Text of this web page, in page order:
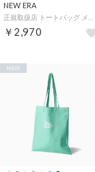
NEW ERA
￥2,970
NEW